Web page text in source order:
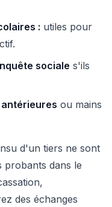
: utiles pour
sociale s'ils
ou mains
d'un tiers ne sont
probants dans le
des échanges